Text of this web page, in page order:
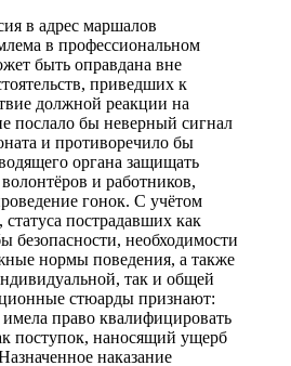
в адрес маршалов
в профессиональном
быть оправдана вне
приведших к
должной реакции на
послало бы неверный сигнал
и противоречило бы
органа защищать
и работников,
гонок. С учётом
статуса пострадавших как
безопасности, необходимости
нормы поведения, а также
так и общей
стюарды признают:
право квалифицировать
поступок, наносящий ущерб
наказание